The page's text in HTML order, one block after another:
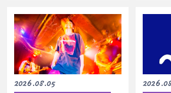
2026.08.05